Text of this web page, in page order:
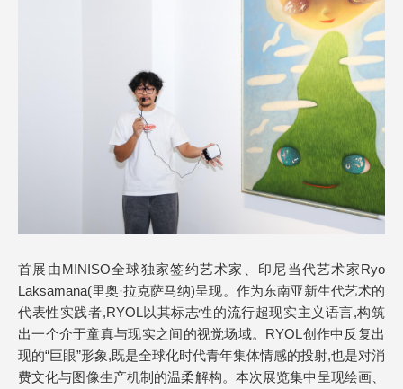
首展由MINISO全球独家签约艺术家、印尼当代艺术家Ryo
Laksamana(里奥·拉克萨马纳)呈现。作为东南亚新生代艺术的
代表性实践者,RYOL以其标志性的流行超现实主义语言,构筑
出一个介于童真与现实之间的视觉场域。RYOL创作中反复出
现的“巨眼”形象,既是全球化时代青年集体情感的投射,也是对消
费文化与图像生产机制的温柔解构。本次展览集中呈现绘画、